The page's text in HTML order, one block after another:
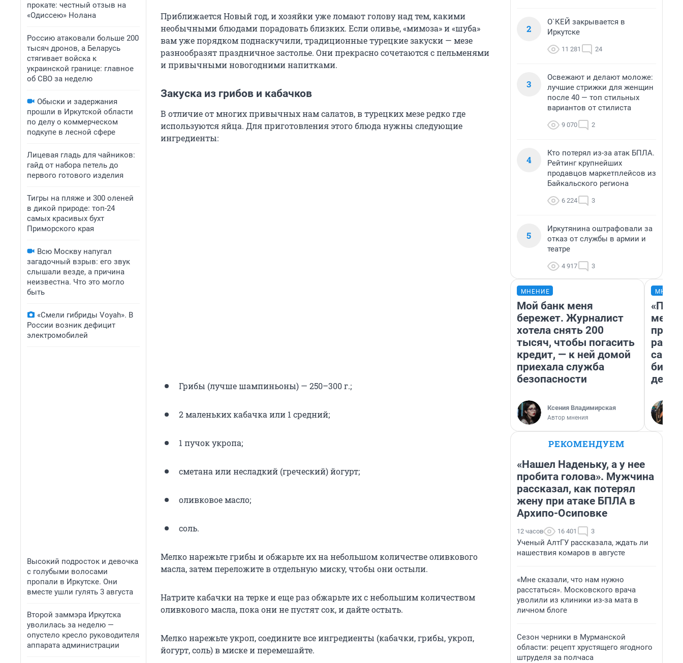
прокате: честный отзыв на
«Одиссею» Нолана
Россию атаковали больше 200
тысяч дронов, а Беларусь
стягивает войска к
украинской границе: главное
об СВО за неделю
Обыски и задержания
прошли в Иркутской области
по делу о коммерческом
подкупе в лесной сфере
Лицевая гладь для чайников:
гайд от набора петель до
первого готового изделия
Тигры на пляже и 300 оленей
в дикой природе: топ-24
самых красивых бухт
Приморского края
Всю Москву напугал
загадочный взрыв: его звук
слышали везде, а причина
неизвестна. Что это могло
быть
«Смели гибриды Voyah». В
России возник дефицит
электромобилей
Высокий подросток и девочка
с голубыми волосами
пропали в Иркутске. Они
вместе ушли гулять 3 августа
Второй заммэра Иркутска
уволилась за неделю —
опустело кресло руководителя
аппарата администрации
Приближается Новый год, и хозяйки уже ломают голову над тем, какими
необычными блюдами порадовать близких. Если оливье, «мимоза» и «шуба»
вам уже порядком поднаскучили, традиционные турецкие закуски — мезе
разнообразят праздничное застолье. Они прекрасно сочетаются с пельменями
и привычными новогодними напитками.
Закуска из грибов и кабачков
В отличие от многих привычных нам салатов, в турецких мезе редко где
используются яйца. Для приготовления этого блюда нужны следующие
ингредиенты:
Грибы (лучше шампиньоны) — 250–300 г.;
2 маленьких кабачка или 1 средний;
1 пучок укропа;
сметана или несладкий (греческий) йогурт;
оливковое масло;
соль.
Мелко нарежьте грибы и обжарьте их на небольшом количестве оливкового
масла, затем переложите в отдельную миску, чтобы они остыли.
Натрите кабачки на терке и еще раз обжарьте их с небольшим количеством
оливкового масла, пока они не пустят сок, и дайте остыть.
Мелко нарежьте укроп, соедините все ингредиенты (кабачки, грибы, укроп,
йогурт, соль) в миске и перемешайте.
2
О`КЕЙ закрывается в
Иркутске
11 281 24
3
Освежают и делают моложе:
лучшие стрижки для женщин
после 40 — топ стильных
вариантов от стилиста
9 070 2
4
Кто потерял из-за атак БПЛА.
Рейтинг крупнейших
продавцов маркетплейсов из
Байкальского региона
6 224 3
5
Иркутянина оштрафовали за
отказ от службы в армии и
театре
4 917 3
МНЕНИЕ
Мой банк меня
бережет. Журналист
хотела снять 200
тысяч, чтобы погасить
кредит, — к ней домой
приехала служба
безопасности
Ксения Владимирская
Автор мнения
РЕКОМЕНДУЕМ
«Нашел Наденьку, а у нее
пробита голова». Мужчина
рассказал, как потерял
жену при атаке БПЛА в
Архипо-Осиповке
12 часов 16 401 3
Ученый АлтГУ рассказала, ждать ли
нашествия комаров в августе
«Мне сказали, что нам нужно
расстаться». Московского врача
уволили из клиники из-за мата в
личном блоге
Сезон черники в Мурманской
области: рецепт хрустящего ягодного
штруделя за полчаса